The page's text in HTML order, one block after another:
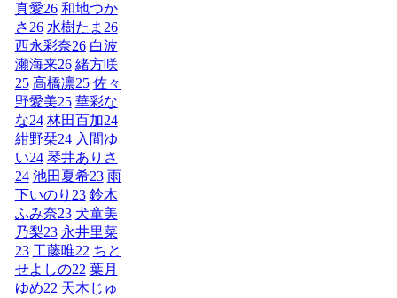
真愛26 和地つか
さ 26 水樹たま 26
西永彩奈26 白波
瀬海来26 緒方咲
25 高橋凛25 佐々
野愛美25 華彩な
な24 林田百加24
紺野栞24 入間ゆ
い24 琴井ありさ
24 池田夏希23 雨
下いのり 23 鈴木
ふみ奈23 犬童美
乃梨23 永井里菜
23 工藤唯22 ちと
せよしの22 葉月
ゆめ22 天木じゅ